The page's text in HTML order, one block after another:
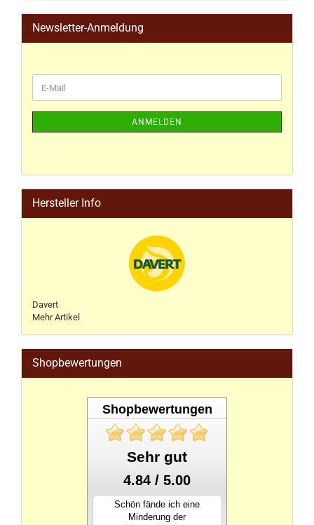
Newsletter-Anmeldung
ANMELDEN
Hersteller Info
Davert
Mehr Artikel
Shopbewertungen
Shopbewertungen
Sehr gut
4.84 / 5.00
Schön fände ich eine
Minderung der